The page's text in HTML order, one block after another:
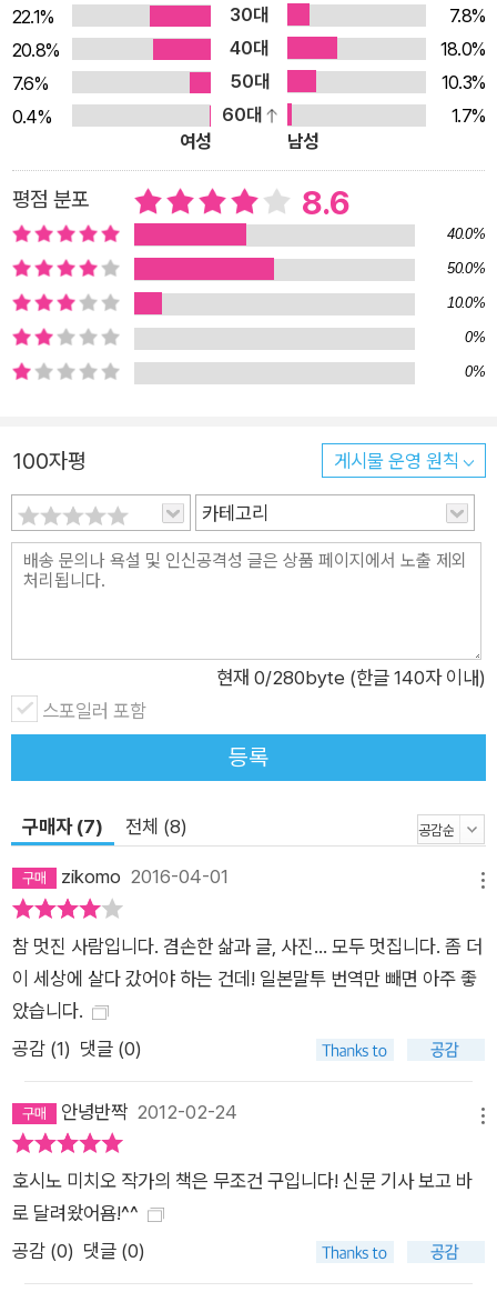
드 집단의 신화 속에 공통적으로 등장하는 주인공이자 조물주이
다. 호시노 미치오는 알래스카에서 시베리아로, 몽골로이드의 이
동 경로를 거슬러 여행했다. 그 장구한 여정에서 접하게 될 여러
부족의 정령신앙과 신화의 흔적들을 두루 살펴, 몽골로이드를 하
나로 엮는 공통된 뿌리를 찾아내겠다는 포부를 품었기 때문이다.
큰까마귀 신화의 정체를 좇던 저자가 신비한 인디언과 운명적으
로 만나고, 그 만남은 마침내 몽골로이드의 위대한 여행을 따라가
는 여정으로 이어진다. 에스키모나 알래스카 인디언의 정령신앙
과 신화에 대한 호시노 미치오의 남다른 관심은, 그것들이 담고
있는 공존과 상생의 세계관이 지닌 미덕에 뿌리를 두고 있다. 자
연을 개발과 착취의 대상인 무정물로 보는 기술문명의 시선과 달
리, 알래스카의 신화적 세계 속에서 세상은 저마다 우열을 가릴
의 신화와 전설은 물질문명의 관점에서는 좀처럼 이해하기 힘든
동화적인 세계를 연상시킨다. 그들은 생존을 위해 짐승을 사냥하
는 행위조차도 영혼과 영혼의 교감으로 해석한다. 만물에 깃든 정
령을 존중하기에 그들은 생존에 필요한 최소한의 것만을 자연에
게서 얻어갈 뿐이다. 호시노 미치오가 글로 남긴 마지막 여행의
사진들은 때 묻지 않은 자연이 주는 아름다움을 넘어 어떤 숭고미
까지 느끼게 한다. 울창한 숲 가운데 섞여 풍화되고 있는 토템기
둥의 모습과 큰까마귀의 전설을 형상화한 다양한 인디언 조형물
들, 무엇보다도 빙하기의 지구 모습을 고스란히 담고 있는 듯한
알래스카 자연의 압도적인 풍광들은 청년 시절의 호시노 미치오
를 사로잡았던 강렬한 유혹의 근원을 짐작하게 만든다.
22.1%
30대
7.8%
20.8%
40대
18.0%
7.6%
50대
10.3%
0.4%
60대
1.7%
여성
남성
평점 분포 8.6
40.0%
50.0%
10.0%
0%
0%
100자평 게시물 운영 원칙
카테고리
현재 0/280byte (한글 140자 이내)
스포일러 포함
등록
구매자 (7) 전체 (8)
zikomo 2016-04-01
참 멋진 사람입니다. 겸손한 삶과 글, 사진... 모두 멋집니다. 좀 더
이 세상에 살다 갔어야 하는 건데! 일본말투 번역만 빼면 아주 좋
았습니다.
공감 (1) 댓글 (0)
안녕반짝 2012-02-24
호시노 미치오 작가의 책은 무조건 구입니다! 신문 기사 보고 바
로 달려왔어욤!^^
공감 (0) 댓글 (0)